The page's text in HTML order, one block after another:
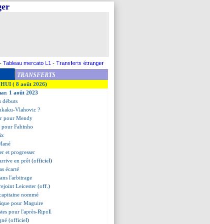
- Tableau mercato L1 - Transferts étranger
TRANSFERTS
( 8 août 2026)
1 août 2023
débuts
Vlahovic ?
pour Mendy
Fabinho
et progresser
en prêt (officiel)
écarté
l'arbitrage
Leicester (off.)
nommé
pour Maguire
pour l'après-Ripoll
(officiel)